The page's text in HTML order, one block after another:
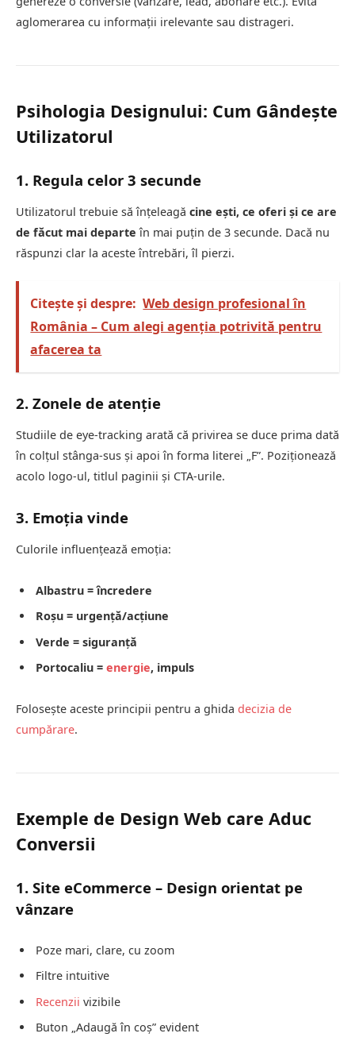
aglomerarea cu informații irelevante sau distrageri.
Psihologia Designului: Cum Gândește
Utilizatorul
1. Regula celor 3 secunde
Utilizatorul trebuie să înțeleagă cine ești, ce oferi și ce are
de făcut mai departe în mai puțin de 3 secunde. Dacă nu
răspunzi clar la aceste întrebări, îl pierzi.
Citește și despre: Web design profesional în
România – Cum alegi agenția potrivită pentru
afacerea ta
2. Zonele de atenție
Studiile de eye-tracking arată că privirea se duce prima dată
în colțul stânga-sus și apoi în forma literei „F”. Poziționează
acolo logo-ul, titlul paginii și CTA-urile.
3. Emoția vinde
Culorile influențează emoția:
Albastru = încredere
Roșu = urgență/acțiune
Verde = siguranță
Portocaliu = energie, impuls
Folosește aceste principii pentru a ghida decizia de
cumpărare.
Exemple de Design Web care Aduc
Conversii
1. Site eCommerce – Design orientat pe
vânzare
Poze mari, clare, cu zoom
Filtre intuitive
Recenzii vizibile
Buton „Adaugă în coș” evident